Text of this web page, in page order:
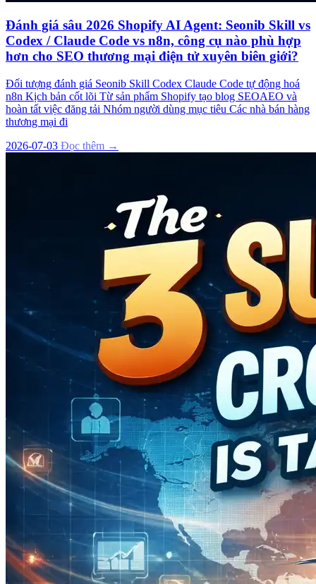
Đánh giá sâu 2026 Shopify AI Agent: Seonib Skill vs
Codex / Claude Code vs n8n, công cụ nào phù hợp
hơn cho SEO thương mại điện tử xuyên biên giới?
Đối tượng đánh giá Seonib Skill Codex Claude Code tự động hoá
n8n Kịch bản cốt lõi Từ sản phẩm Shopify tạo blog SEOAEO và
hoàn tất việc đăng tải Nhóm người dùng mục tiêu Các nhà bán hàng
thương mại đi
2026-07-03 Đọc thêm →